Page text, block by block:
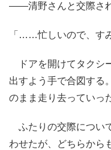
――清野さんと交際さ
「……忙しいので、す
ドアを開けてタクシ
出すよう手で合図する
のまま走り去っていっ
ふたりの交際につい
わせたが、どちらから